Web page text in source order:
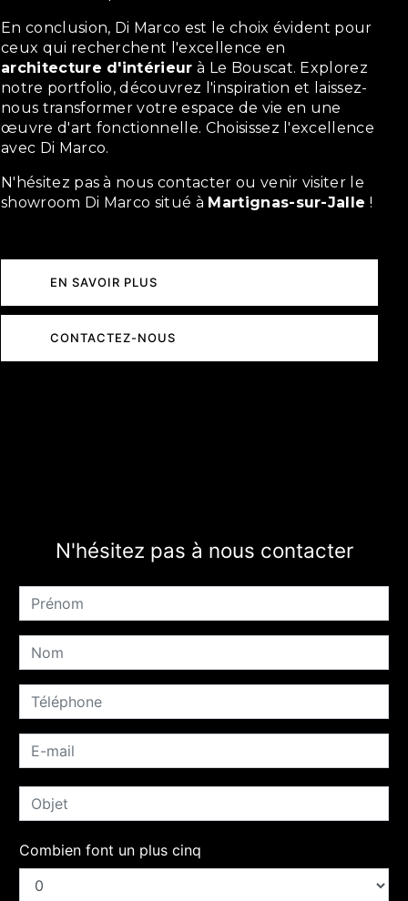
En conclusion, Di Marco est le choix évident pour
ceux qui recherchent l'excellence en
architecture d'intérieur à Le Bouscat. Explorez
notre portfolio, découvrez l'inspiration et laissez-
nous transformer votre espace de vie en une
œuvre d'art fonctionnelle. Choisissez l'excellence
avec Di Marco.
N'hésitez pas à nous contacter ou venir visiter le
showroom Di Marco situé à Martignas-sur-Jalle !
EN SAVOIR PLUS
CONTACTEZ-NOUS
N'hésitez pas à nous contacter
Combien font un plus cinq